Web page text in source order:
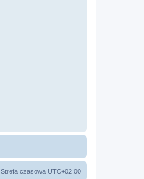
Strefa czasowa UTC+02:00